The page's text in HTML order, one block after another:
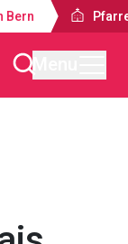
Bern